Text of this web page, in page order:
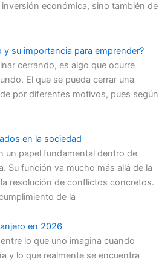
económica, sino también de
y su importancia para emprender?
cerrando, es algo que ocurre
El que se pueda cerrar una
por diferentes motivos, pues según
en la sociedad
un papel fundamental dentro de
Su función va mucho más allá de la
resolución de conflictos concretos.
de la
en 2026
lo que uno imagina cuando
y lo que realmente se encuentra